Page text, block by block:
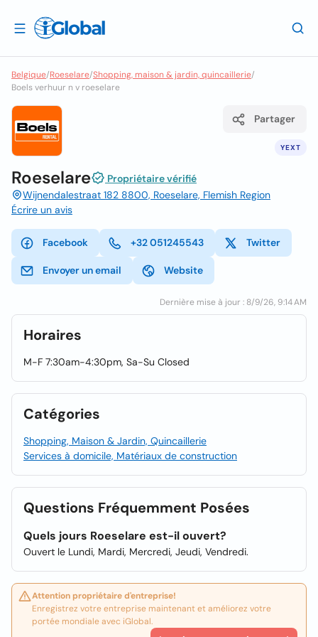
Belgique/Roeselare/Shopping, maison & jardin, quincaillerie/
Boels verhuur n v roeselare
YEXT
Partager
Roeselare
Propriétaire vérifié
Wijnendalestraat 182 8800, Roeselare, Flemish Region
Écrire un avis
Facebook +32 051245543 Twitter
Envoyer un email Website
Dernière mise à jour : 8/9/26, 9:14 AM
Horaires
M-F 7:30am-4:30pm, Sa-Su Closed
Catégories
Shopping, Maison & Jardin, Quincaillerie
Services à domicile, Matériaux de construction
Questions Fréquemment Posées
Quels jours Roeselare est-il ouvert?
Ouvert le Lundi, Mardi, Mercredi, Jeudi, Vendredi.
Attention propriétaire d'entreprise!
Enregistrez votre entreprise maintenant et améliorez votre
portée mondiale avec iGlobal.